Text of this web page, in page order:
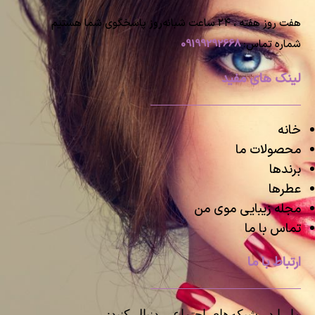
هفت روز هفته ، ۲۴ ساعت شبانه‌روز پاسخگوی شما هستیم
شماره تماس:09199292668
لینک های مفید
خانه
محصولات ما
برندها
عطرها
مجله زیبایی موی من
تماس با ما
ارتباط با ما